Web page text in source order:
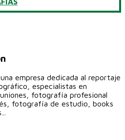
empresa dedicada al reportaje
especialistas en
fotografía profesional
fotografía de estudio, books